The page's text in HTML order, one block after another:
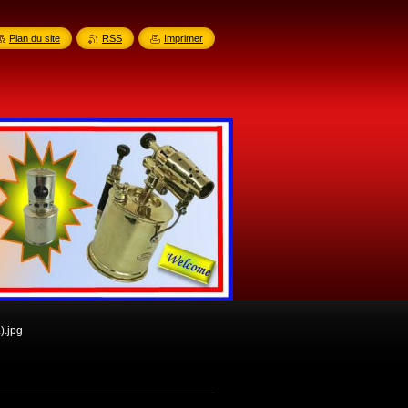
Plan du site RSS Imprimer